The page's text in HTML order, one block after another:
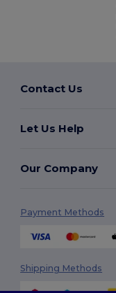
Contact Us
Let Us Help
Our Company
Payment Methods
Shipping Methods